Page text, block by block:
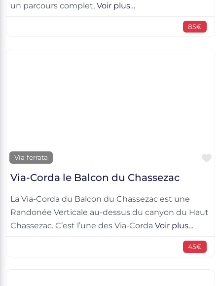
un parcours complet, Voir plus…
85€
Via ferrata
Via-Corda le Balcon du Chassezac
La Via-Corda du Balcon du Chassezac est une
Randonée Verticale au-dessus du canyon du Haut
Chassezac. C’est l’une des Via-Corda Voir plus…
45€